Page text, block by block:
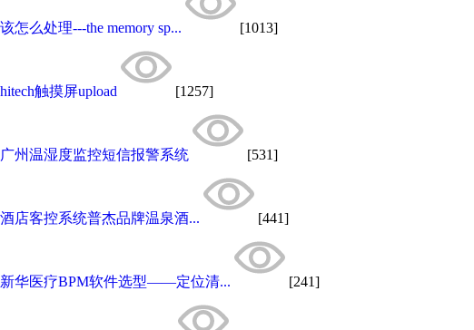
该怎么处理---the memory sp... [1013]
hitech触摸屏upload [1257]
广州温湿度监控短信报警系统 [531]
酒店客控系统普杰品牌温泉酒... [441]
新华医疗BPM软件选型——定位清... [241]